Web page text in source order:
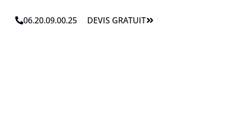
06.20.09.00.25 DEVIS GRATUIT